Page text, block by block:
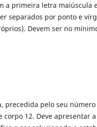
a primeira letra maiúscula
separados por ponto e
Devem ser no
precedida pelo seu número
corpo 12. Deve apresentar